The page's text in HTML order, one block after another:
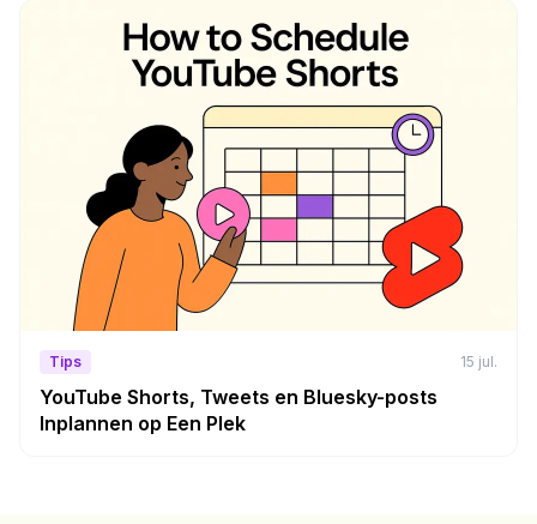
Tips 15 jul.
YouTube Shorts, Tweets en Bluesky-posts
Inplannen op Een Plek